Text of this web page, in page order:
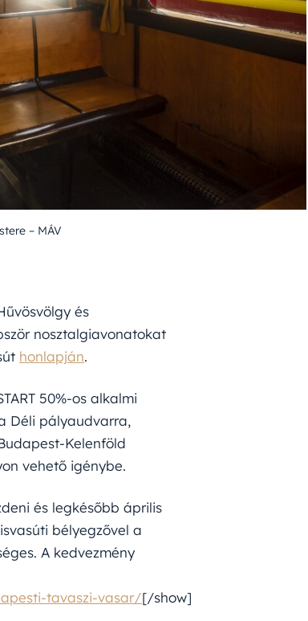
– MÁV
és
nosztalgiavonatokat
honlapján.
50%-os alkalmi
Déli pályaudvarra,
Kelenföld
vehető igénybe.
és legkésőbb április
bélyegzővel a
A kedvezmény
tavaszi-vasar/[/show]